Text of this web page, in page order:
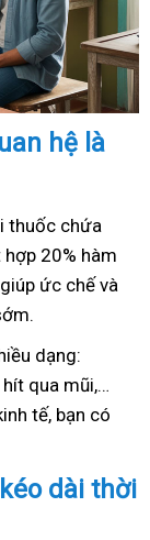
hệ là
thuốc chứa
20% hàm
ức chế và
dạng:
qua mũi,…
tế, bạn có
dài thời